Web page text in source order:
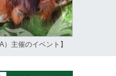
）主催のイベント】